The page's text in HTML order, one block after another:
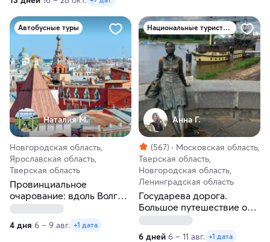
Автобусные туры
Наталия М.
Новгородская область,
Ярославская область,
Тверская область
Провинциальное
очарование: вдоль Волги и
Мсты к Ростовскому
Петербурга
4 дня 6 – 9 авг. +1 дата
Национальные туристические маршруты России
Анна Г.
(567)
Московская область,
Тверская область,
Новгородская область,
Ленинградская область
Государева дорога.
Большое путешествие от
Московской до
6 дней 6 – 11 авг. +1 дата